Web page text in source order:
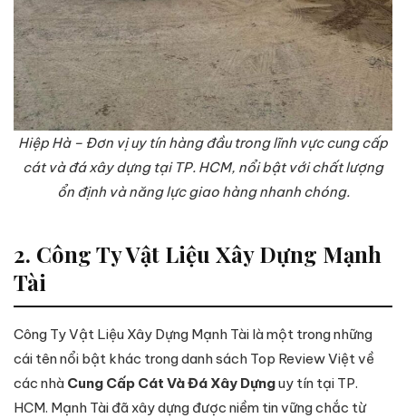
Hiệp Hà – Đơn vị uy tín hàng đầu trong lĩnh vực cung cấp
cát và đá xây dựng tại TP. HCM, nổi bật với chất lượng
ổn định và năng lực giao hàng nhanh chóng.
2. Công Ty Vật Liệu Xây Dựng Mạnh
Tài
Công Ty Vật Liệu Xây Dựng Mạnh Tài là một trong những
cái tên nổi bật khác trong danh sách Top Review Việt về
các nhà Cung Cấp Cát Và Đá Xây Dựnguy tín tại TP.
HCM. Mạnh Tài đã xây dựng được niềm tin vững chắc từ